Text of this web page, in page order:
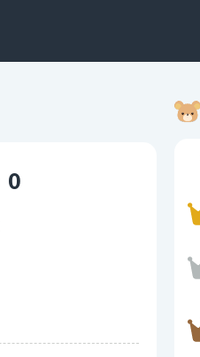
0